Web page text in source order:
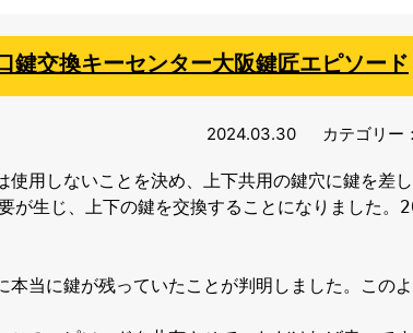
鍵交換キーセンター大阪鍵匠エピソード
2024.03.30 カテゴリー：
用しないことを決め、上下共用の鍵穴に鍵を差
が生じ、上下の鍵を交換することになりました。
本当に鍵が残っていたことが判明しました。こ